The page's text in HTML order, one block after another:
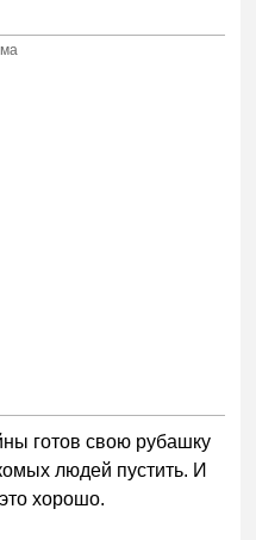
готов свою рубашку
людей пустить. И
хорошо.